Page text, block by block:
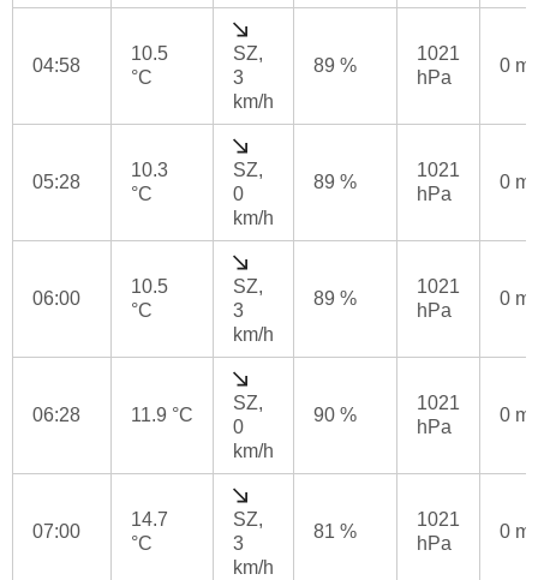
04:58
10.5
°C
SZ,
3
km/h
89 %
1021
hPa
0
05:28
10.3
°C
SZ,
0
km/h
89 %
1021
hPa
0
06:00
10.5
°C
SZ,
3
km/h
89 %
1021
hPa
0
06:28 11.9 °C
SZ,
0
km/h
90 %
1021
hPa
0
07:00
14.7
°C
SZ,
3
km/h
81 %
1021
hPa
0